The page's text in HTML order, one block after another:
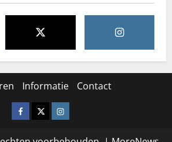
Informatie Contact
Facebook
X Instagram